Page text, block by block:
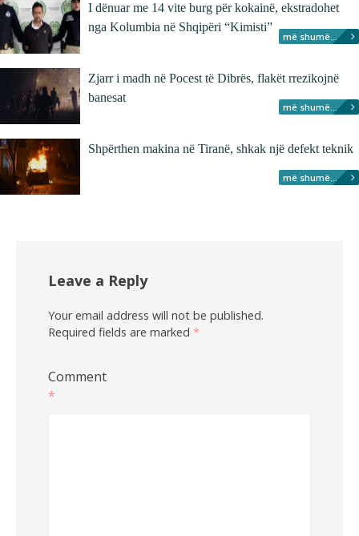
I dënuar me 14 vite burg për kokainë, ekstradohet
nga Kolumbia në Shqipëri “Kimisti”
më shumë...
Zjarr i madh në Pocest të Dibrës, flakët rrezikojnë
banesat
më shumë...
Shpërthen makina në Tiranë, shkak një defekt teknik
më shumë...
Leave a Reply
Your email address will not be published.
Required fields are marked *
Comment
*